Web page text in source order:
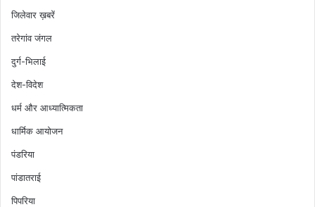
जिलेवार ख़बरें
तरेगांव जंगल
दुर्ग-भिलाई
देश-विदेश
धर्म और आध्यात्मिकता
धार्मिक आयोजन
पंडरिया
पांडातराई
पिपरिया